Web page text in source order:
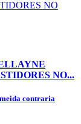
NO...
contraria